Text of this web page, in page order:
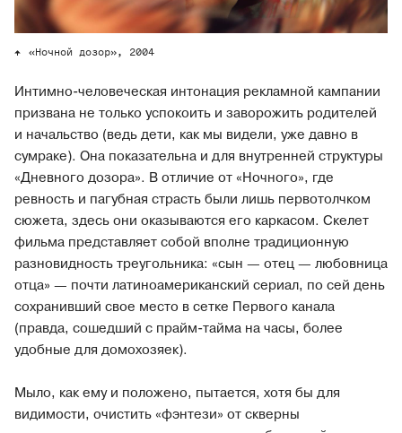
«Ночной дозор», 2004
Интимно-человеческая интонация рекламной кампании
призвана не только успокоить и заворожить родителей
и начальство (ведь дети, как мы видели, уже давно в
сумраке). Она показательна и для внутренней структуры
«Дневного дозора». В отличие от «Ночного», где
ревность и пагубная страсть были лишь первотолчком
сюжета, здесь они оказываются его каркасом. Скелет
фильма представляет собой вполне традиционную
разновидность треугольника: «сын — отец — любовница
отца» — почти латиноамериканский сериал, по сей день
сохранивший свое место в сетке Первого канала
(правда, сошедший с прайм-тайма на часы, более
удобные для домохозяек).
Мыло, как ему и положено, пытается, хотя бы для
видимости, очистить «фэнтези» от скверны